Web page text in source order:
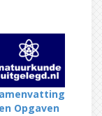
en Opgaven